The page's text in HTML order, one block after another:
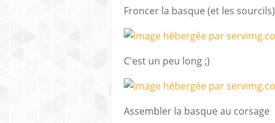
Froncer la basque (et les sourcils)
C'est un peu long ;)
Assembler la basque au corsage